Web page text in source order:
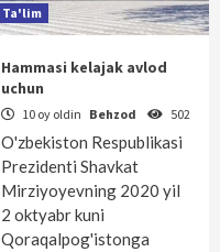
Ta'lim
Hammasi kelajak avlod
uchun
10 oy oldin Behzod 502
O'zbekiston Respublikasi
Prezidenti Shavkat
Mirziyoyevning 2020 yil
2 oktyabr kuni
Qoraqalpog'istonga